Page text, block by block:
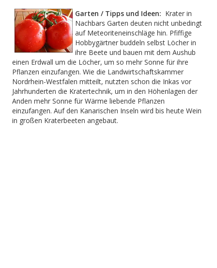
Garten / Tipps und Ideen: Krater in
Nachbars Garten deuten nicht unbedingt
auf Meteoriteneinschläge hin. Pfiffige
Hobbygärtner buddeln selbst Löcher in
ihre Beete und bauen mit dem Aushub
einen Erdwall um die Löcher, um so mehr Sonne für ihre
Pflanzen einzufangen. Wie die Landwirtschaftskammer
Nordrhein-Westfalen mitteilt, nutzten schon die Inkas vor
Jahrhunderten die Kratertechnik, um in den Höhenlagen der
Anden mehr Sonne für Wärme liebende Pflanzen
einzufangen. Auf den Kanarischen Inseln wird bis heute Wein
in großen Kraterbeeten angebaut.